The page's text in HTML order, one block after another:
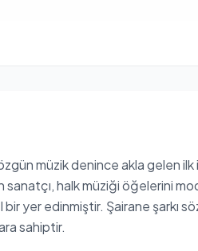
müzik denince akla gelen ilk
sanatçı, halk müziği öğelerini
yer edinmiştir. Şairane şarkı
sahiptir.